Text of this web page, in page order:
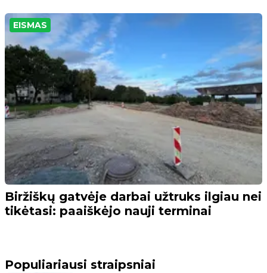
EISMAS
Biržiškų gatvėje darbai užtruks ilgiau nei
tikėtasi: paaiškėjo nauji terminai
Populiariausi straipsniai